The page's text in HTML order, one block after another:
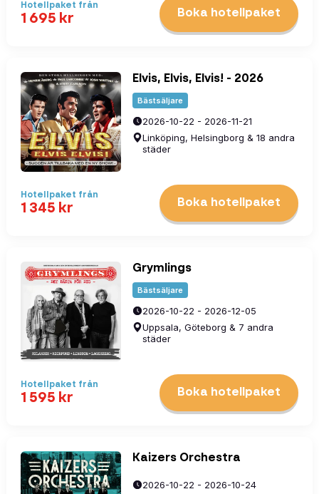
Hotellpaket från
1 695 kr Boka hotellpaket
Elvis, Elvis, Elvis! - 2026
Bästsäljare
2026-10-22 - 2026-11-21
Linköping, Helsingborg & 18 andra
städer
Hotellpaket från
1 345 kr Boka hotellpaket
Grymlings
Bästsäljare
2026-10-22 - 2026-12-05
Uppsala, Göteborg & 7 andra
städer
Hotellpaket från
1 595 kr Boka hotellpaket
Kaizers Orchestra
2026-10-22 - 2026-10-24